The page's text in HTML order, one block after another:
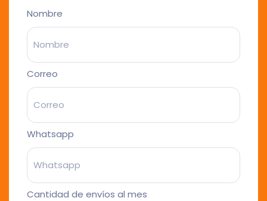
Nombre
Correo
Whatsapp
Cantidad de envíos al mes